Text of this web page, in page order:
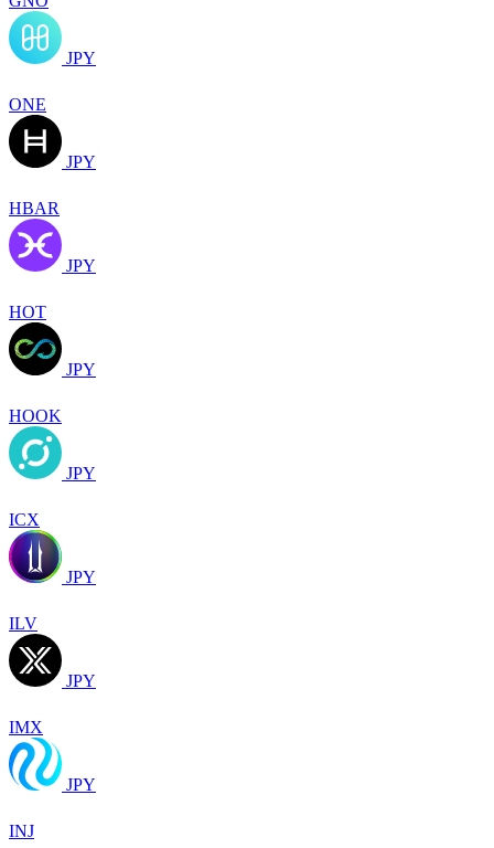
JPY
ONE
JPY
HBAR
JPY
HOT
JPY
HOOK
JPY
ICX
JPY
ILV
JPY
IMX
JPY
INJ